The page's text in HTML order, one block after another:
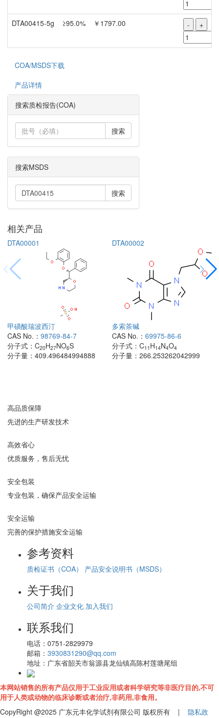
DTA00415-5g ≥95.0% ￥1797.00 - +
COA/MSDS下载
产品详情
搜索质检报告(COA)
搜索
搜索MSDS
搜索
相关产品
DTA00001
甲磺酸瑞波西汀
CAS No.： 98769-84-7
分子式： C20H27NO6S
分子量： 409.496484994888
DTA00002
多索茶碱
CAS No.： 69975-86-6
分子式： C11 H14N4O4
分子量： 266.253262042999
高品质保障
先进的生产研发技术
高效省心
优质服务，售后无忧
安全包装
专业包装，确保产品安全运输
安全运输
完善的保护措施安全运输
参考资料
质检证书（COA） 产品安全说明书（MSDS）
关于我们
公司简介 企业文化 加入我们
联系我们
电话： 0751-2829979
邮箱： 3930831290@qq.com
地址： 广东省韶关市翁源县龙仙镇高陈村莲塘尾组
本网站销售的所有产品仅用于工业应用或者科学研究等非医疗目的,不可
用于人类或动物的临床诊断或者治疗,非药用,非食用。
CopyRight @2025 广东元丰化学试剂有限公司 版权所有 | 隐私政